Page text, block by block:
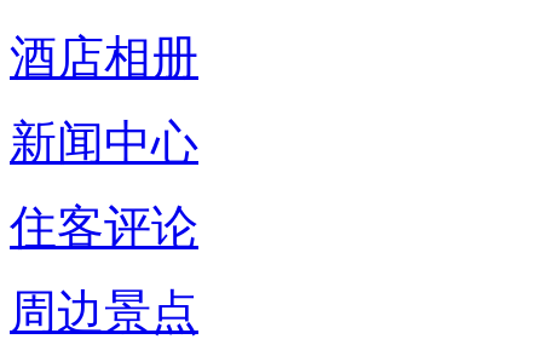
酒店相册
新闻中心
住客评论
周边景点